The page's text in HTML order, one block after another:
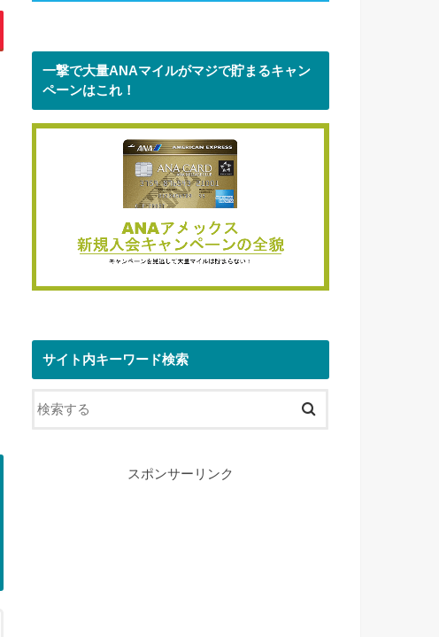
一撃で大量ANAマイルがマジで貯まるキャン
ペーンはこれ！
サイト内キーワード検索
スポンサーリンク